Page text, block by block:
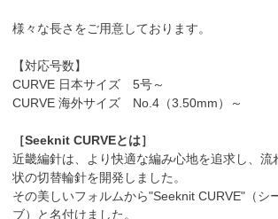
様々な長さをご用意しております。
【対応号数】
CURVE 日本サイズ 5号～
CURVE 海外サイズ No.4（3.50mm）～
［Seeknit CURVEとは］
近畿編針は、より快適な編み心地を追求し、流
状の切替輪針を開発しました。
その美しいフォルムから"Seeknit CURVE"（シ
ブ）と名付けました。